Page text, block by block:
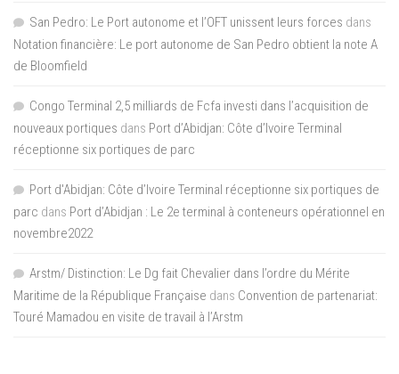
San Pedro: Le Port autonome et l’OFT unissent leurs forces dans
Notation financière: Le port autonome de San Pedro obtient la note A
de Bloomfield
Congo Terminal 2,5 milliards de Fcfa investi dans l’acquisition de
nouveaux portiques dans Port d’Abidjan: Côte d’Ivoire Terminal
réceptionne six portiques de parc
Port d'Abidjan: Côte d’Ivoire Terminal réceptionne six portiques de
parc dans Port d’Abidjan : Le 2e terminal à conteneurs opérationnel en
novembre2022
Arstm/ Distinction: Le Dg fait Chevalier dans l’ordre du Mérite
Maritime de la République Française dans Convention de partenariat:
Touré Mamadou en visite de travail à l’Arstm